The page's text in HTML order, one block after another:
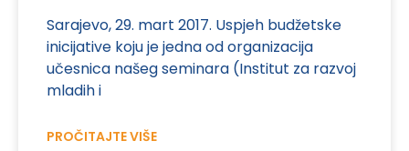
Sarajevo, 29. mart 2017. Uspjeh budžetske
inicijative koju je jedna od organizacija
učesnica našeg seminara (Institut za razvoj
mladih i
PROČITAJTE VIŠE